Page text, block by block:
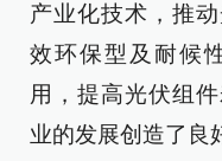
产业化技术，推
效环保型及耐候
用，提高光伏组
业的发展创造了良